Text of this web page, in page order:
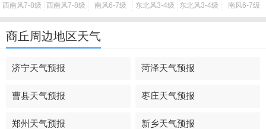
西南风7-8级 西南风7-8级 南风6-7级 东北风3-4级 东北风3-4级 南风6-7级
商丘周边地区天气
济宁天气预报 菏泽天气预报
曹县天气预报 枣庄天气预报
郑州天气预报 新乡天气预报